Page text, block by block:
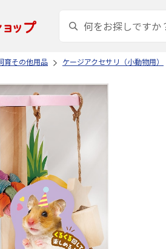
育その他用品 ケージアクセサリ（小動物用）